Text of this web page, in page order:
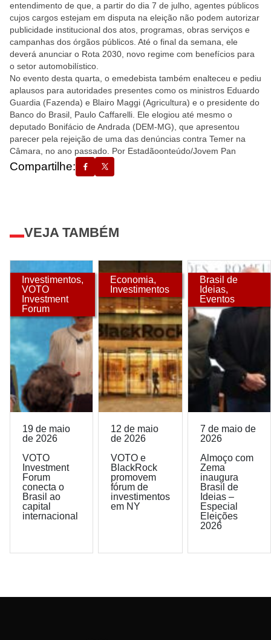
entendimento de que, a partir do dia 7 de julho, agentes públicos
cujos cargos estejam em disputa na eleição não podem autorizar
publicidade institucional dos atos, programas, obras serviços e
campanhas dos órgãos públicos. Até o final da semana, ele
deverá anunciar o Rota 2030, novo regime com benefícios para
o setor automobilístico.
No evento desta quarta, o emedebista também enalteceu e pediu
aplausos para autoridades presentes como os ministros Eduardo
Guardia (Fazenda) e Blairo Maggi (Agricultura) e o presidente do
Banco do Brasil, Paulo Caffarelli. Ele elogiou até mesmo o
deputado Bonifácio de Andrada (DEM-MG), que apresentou
parecer pela rejeição de uma das denúncias contra Temer na
Câmara, no ano passado. Por Estadãoonteúdo/Jovem Pan
Compartilhe:
VEJA TAMBÉM
Investimentos,
VOTO
Investment
Forum
19 de maio
de 2026
VOTO
Investment
Forum
conecta o
Brasil ao
capital
internacional
Economia,
Investimentos
12 de maio
de 2026
VOTO e
BlackRock
promovem
fórum de
investimentos
em NY
Brasil de
Ideias,
Eventos
7 de maio de
2026
Almoço com
Zema
inaugura
Brasil de
Ideias –
Especial
Eleições
2026